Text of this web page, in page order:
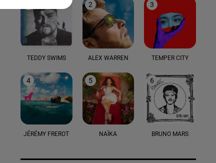
TEDDY SWIMS
2
ALEX WARREN
3
TEMPER CITY
4
JÉRÉMY FREROT
5
NAÏKA
6
BRUNO MARS